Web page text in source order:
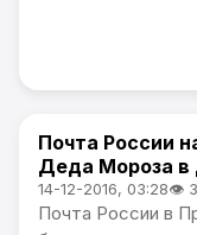
Новости
Почта России
Деда Мороза в
14-12-2016, 03:28👁
Почта России в